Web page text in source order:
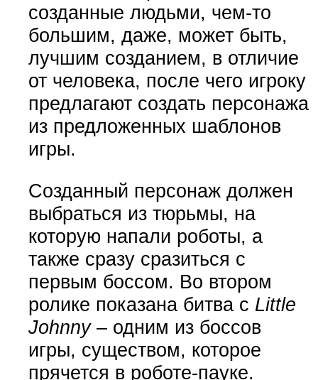
созданные людьми, чем-то
большим, даже, может быть,
лучшим созданием, в отличие
от человека, после чего игроку
предлагают создать персонажа
из предложенных шаблонов
игры.
Созданный персонаж должен
выбраться из тюрьмы, на
которую напали роботы, а
также сразу сразиться с
первым боссом. Во втором
ролике показана битва с Little
Johnny– одним из боссов
игры, существом, которое
прячется в роботе-пауке.